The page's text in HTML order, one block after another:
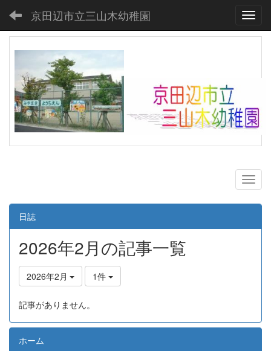
京田辺市立三山木幼稚園
日誌
2026年2月の記事一覧
2026年2月 1件
記事がありません。
ホーム